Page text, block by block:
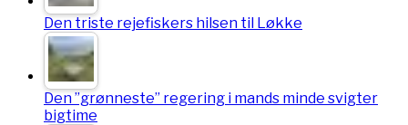
Den triste rejefiskers hilsen til Løkke
Den ”grønneste” regering i mands minde svigter
bigtime